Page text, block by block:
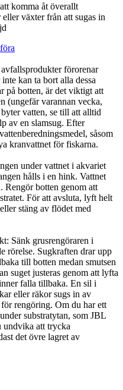
komma åt överallt
växter från att sugas in
förorenar
kan ta bort alla dessa
på botten, är det viktigt att
(ungefär varannan vecka,
vatten, se till att alltid
av en slamsug. Efter
såsom
kranvattnet för fiskarna.
under vattnet i akvariet
hålls i en hink. Vattnet
Rengör botten genom att
För att avsluta, lyft helt
stäng av flödet med
Sänk grusrengöraren i
rörelse. Sugkraften drar upp
till botten medan smutsen
suget justeras genom att lyfta
falla tillbaka. En sil i
eller räkor sugs in av
rengöring. Om du har ett
substratytan, som JBL
att trycka
det övre lagret av